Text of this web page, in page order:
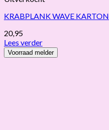
KRABPLANK WAVE KARTON
20,95
Lees verder
Voorraad melder